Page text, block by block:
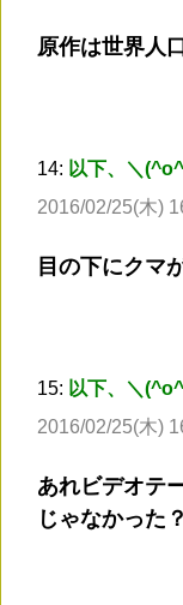
原作は世界人
14: 以下、＼
2016/02/25(木)
目の下にクマ
15: 以下、＼
2016/02/25(木)
あれビデオテ
じゃなかった